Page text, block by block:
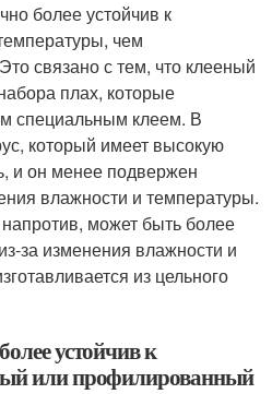
более устойчив к
чем
связано с тем, что клееный
плах, которые
специальным клеем. В
который имеет высокую
и он менее подвержен
влажности и температуры.
может быть более
за изменения влажности и
из цельного
устойчив к
или профилированный